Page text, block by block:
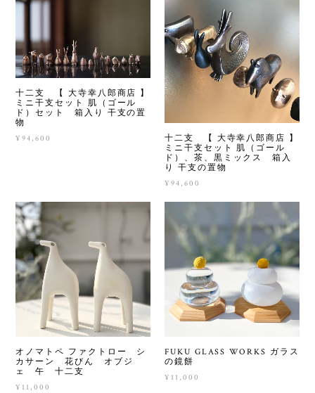
十二支 【 大寺幸八郎商店 】
ミニ干支セット 肌（ゴール
ド）セット 箱入り 干支の置
物
¥94,600
十二支 【 大寺幸八郎商店 】
ミニ干支セット 肌（ゴール
ド）、茶、黒ミックス 箱入
り 干支の置物
¥94,600
オノマトペ ファクトロー シ
カサーン 花びん オブジ
ェ 午 十二支
¥11,000
FUKU GLASS WORKS ガラス
の鏡餅
¥11,000